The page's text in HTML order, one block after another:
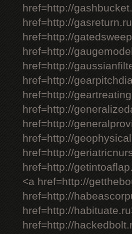
href=http://
href=http://
href=http://
href=http://
href=http://
href=http://
href=http://
href=http://
href=http://
href=http://
href=http://
href=http://
<a href=http://
href=http://
href=http://
href=http://